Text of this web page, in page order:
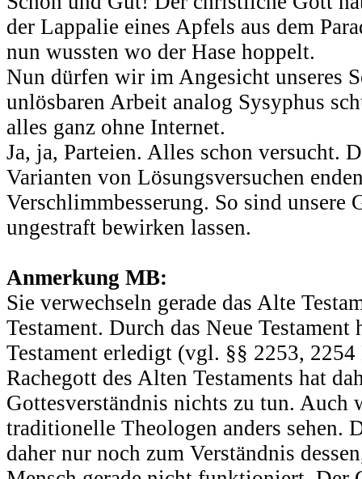
der Lappalie eines Apfels aus dem
nun wussten wo der Hase hoppelt.
Nun dürfen wir im Angesicht unseres
unlösbaren Arbeit analog Sysyphus
alles ganz ohne Internet.
Ja, ja, Parteien. Alles schon versucht.
Varianten von Lösungsversuchen
Verschlimmbesserung. So sind unsere
ungestraft bewirken lassen.
Anmerkung MB:
Sie verwechseln gerade das Alte
Testament. Durch das Neue Testament
Testament erledigt (vgl. §§ 2253,
Rachegott des Alten Testaments hat
Gottesverständnis nichts zu tun. Auch
traditionelle Theologen anders sehen.
daher nur noch zum Verständnis